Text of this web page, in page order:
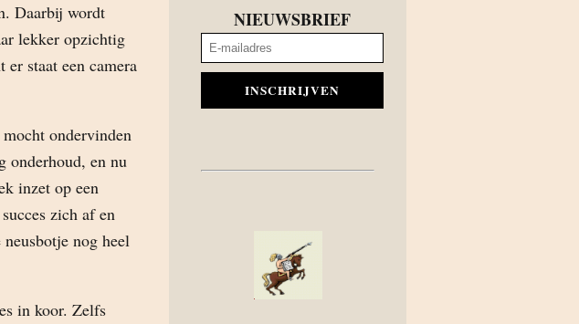
Daarbij wordt
lekker opzichtig
staat een camera
ondervinden
onderhoud, en nu
inzet op een
zich af en
nog heel
in koor. Zelfs
NIEUWSBRIEF
INSCHRIJVEN